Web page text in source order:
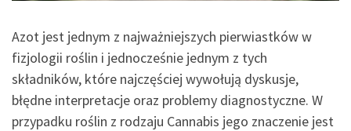
Azot jest jednym z najważniejszych pierwiastków w
fizjologii roślin i jednocześnie jednym z tych
składników, które najczęściej wywołują dyskusje,
błędne interpretacje oraz problemy diagnostyczne. W
przypadku roślin z rodzaju Cannabis jego znaczenie jest